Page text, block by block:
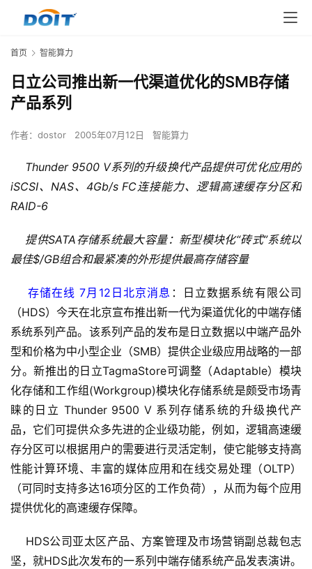
首页 智能算力
日立公司推出新一代渠道优化的SMB存储
产品系列
作者： dostor 2005年07月12日 智能算力
Thunder 9500 V系列的升级换代产品提供可优化应用的
iSCSI、NAS、4Gb/s FC连接能力、逻辑高速缓存分区和
RAID-6
提供SATA存储系统最大容量：新型模块化“砖式”系统以
最佳$/GB组合和最紧凑的外形提供最高存储容量
存储在线 7月12日北京消息 ：日立数据系统有限公司
（HDS）今天在北京宣布推出新一代为渠道优化的中端存储
系统系列产品。该系列产品的发布是日立数据以中端产品外
型和价格为中小型企业（SMB）提供企业级应用战略的一部
分。新推出的日立TagmaStore可调整（Adaptable）模块
化存储和工作组(Workgroup)模块化存储系统是颇受市场青
睐的日立 Thunder 9500 V 系列存储系统的升级换代产
品，它们可提供众多先进的企业级功能，例如，逻辑高速缓
存分区可以根据用户的需要进行灵活定制，使它能够支持高
性能计算环境、丰富的媒体应用和在线交易处理（OLTP）
（可同时支持多达16项分区的工作负荷），从而为每个应用
提供优化的高速缓存保障。
HDS公司亚太区产品、方案管理及市场营销副总裁包志
坚，就HDS此次发布的一系列中端存储系统产品发表演讲。